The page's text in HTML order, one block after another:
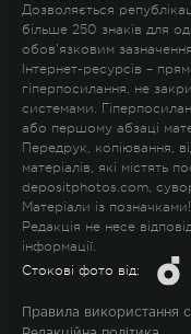
Дозволяється
більше 250 знаків для
обов'язковим
Інтернет-ресурсів –
гіперпосилання, не
системами.
або першому абзаці
Передрук, копіювання,
матеріалів, які містять
depositphotos.com,
Матеріали із позначками!
Редакція не несе
інформації.
Стокові фото від:
Правила використання